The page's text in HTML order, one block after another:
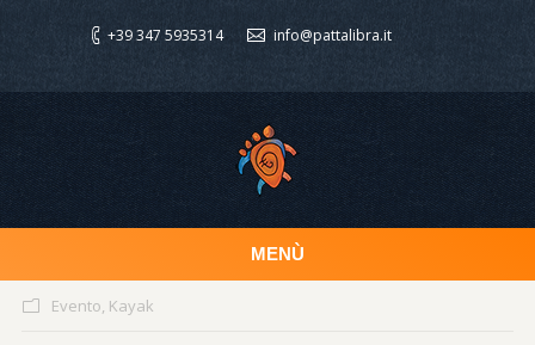
+39 347 5935314 info@pattalibra.it
MENÙ
Evento, Kayak